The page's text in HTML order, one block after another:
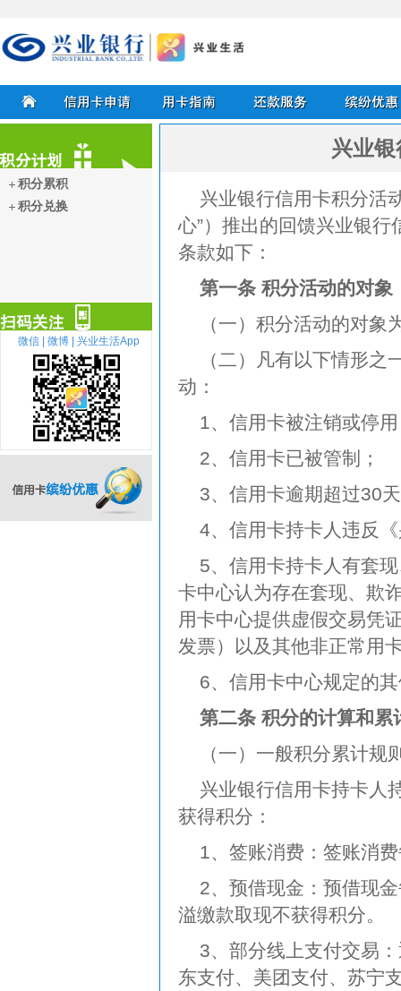
兴业银行信用卡
首页 信用卡申请 用卡指南
积分计划
积分累积
积分兑换
扫描关注
微信 | 微博 | 兴业生活App
兴业
兴业银行信用卡积分活
心”）推出的回馈兴业银
条款如下：
第一条 积分活动的对象
（一）积分活动的对
（二）凡有以下情形
动：
1、信用卡被注销或停
2、信用卡已被管制；
3、信用卡逾期超过30
4、信用卡持卡人违反
5、信用卡持卡人有套
卡中心认为存在套现、欺
用卡中心提供虚假交易凭
发票）以及其他非正常用
6、信用卡中心规定的
第二条 积分的计算和累
（一）一般积分累计规
兴业银行信用卡持卡人
获得积分：
1、签账消费：签账消
2、预借现金：预借现
溢缴款取现不获得积分。
3、部分线上支付交易
东支付、美团支付、苏宁